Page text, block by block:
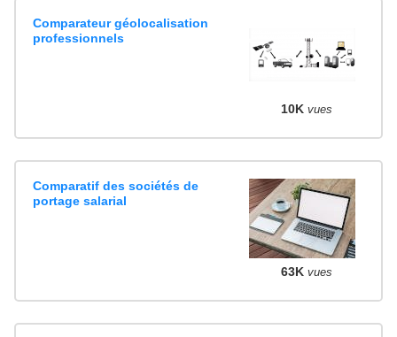
Comparateur géolocalisation
professionnels
10K vues
Comparatif des sociétés de
portage salarial
63K vues